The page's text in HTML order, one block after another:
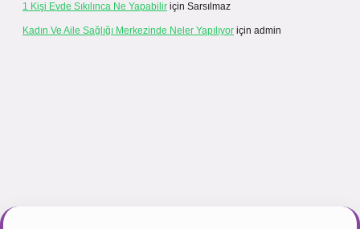
1 Kişi Evde Sıkılınca Ne Yapabilir için Sarsılmaz
Kadın Ve Aile Sağlığı Merkezinde Neler Yapılıyor için admin